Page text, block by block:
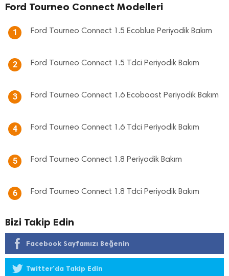
Ford Tourneo Connect Modelleri
1 Ford Tourneo Connect 1.5 Ecoblue Periyodik Bakım
2 Ford Tourneo Connect 1.5 Tdci Periyodik Bakım
3 Ford Tourneo Connect 1.6 Ecoboost Periyodik Bakım
4 Ford Tourneo Connect 1.6 Tdci Periyodik Bakım
5 Ford Tourneo Connect 1.8 Periyodik Bakım
6 Ford Tourneo Connect 1.8 Tdci Periyodik Bakım
Bizi Takip Edin
Facebook Sayfamızı Beğenin
Twitter'da Takip Edin